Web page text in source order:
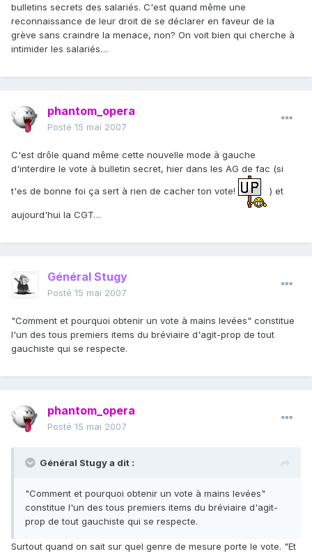
bulletins secrets des salariés. C'est quand même une
reconnaissance de leur droit de se déclarer en faveur de la
grève sans craindre la menace, non? On voit bien qui cherche à
intimider les salariés…
phantom_opera
Posté 15 mai 2007
C'est drôle quand même cette nouvelle mode à gauche
d'interdire le vote à bulletin secret, hier dans les AG de fac (si
t'es de bonne foi ça sert à rien de cacher ton vote!
) et
aujourd'hui la CGT…
Général Stugy
Posté 15 mai 2007
"Comment et pourquoi obtenir un vote à mains levées" constitue
l'un des tous premiers items du bréviaire d'agit-prop de tout
gauchiste qui se respecte.
phantom_opera
Posté 15 mai 2007
Général Stugy a dit :
"Comment et pourquoi obtenir un vote à mains levées"
constitue l'un des tous premiers items du bréviaire d'agit-
prop de tout gauchiste qui se respecte.
Surtout quand on sait sur quel genre de mesure porte le vote. "Et